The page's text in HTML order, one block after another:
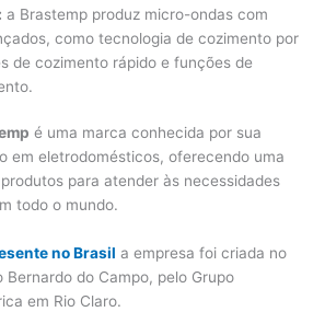
a Brastemp produz micro-ondas com
como tecnologia de cozimento por
de cozimento rápido e funções de
é uma marca conhecida por sua
em eletrodomésticos, oferecendo uma
para atender às necessidades
todo o mundo.
no Brasil a empresa foi criada no
Bernardo do Campo, pelo Grupo
em Rio Claro.